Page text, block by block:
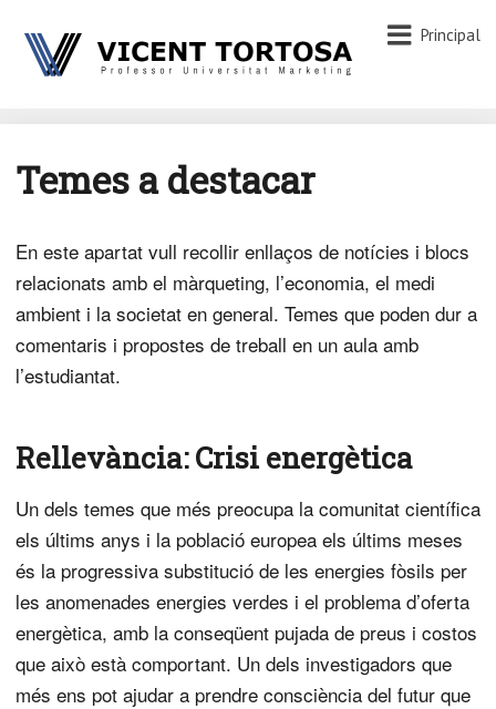
Principal
Temes a destacar
En este apartat vull recollir enllaços de notícies i blocs
relacionats amb el màrqueting, l’economia, el medi
ambient i la societat en general. Temes que poden dur a
comentaris i propostes de treball en un aula amb
l’estudiantat.
Rellevància: Crisi energètica
Un dels temes que més preocupa la comunitat científica
els últims anys i la població europea els últims meses
és la progressiva substitució de les energies fòsils per
les anomenades energies verdes i el problema d’oferta
energètica, amb la conseqüent pujada de preus i costos
que això està comportant. Un dels investigadors que
més ens pot ajudar a prendre consciència del futur que